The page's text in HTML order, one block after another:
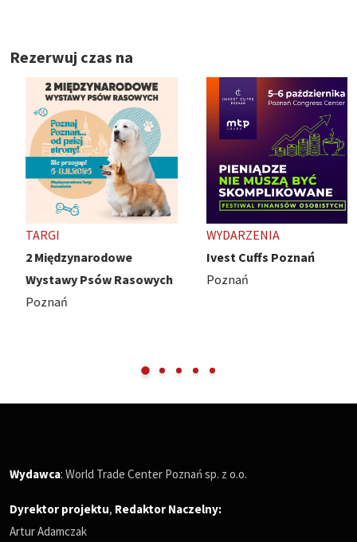
Rezerwuj czas na
TARGI
2 Międzynarodowe
Wystawy Psów Rasowych
Poznań
WYDARZENIA
Ivest Cuffs Poznań
Poznań
Wydawca: World Trade Center Poznań sp. z o.o.
Dyrektor projektu, Redaktor Naczelny:
Artur Adamczak